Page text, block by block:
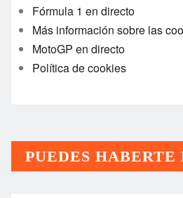
Fórmula 1 en directo
Más información sobre las
MotoGP en directo
Política de cookies
PUEDES HABERTE